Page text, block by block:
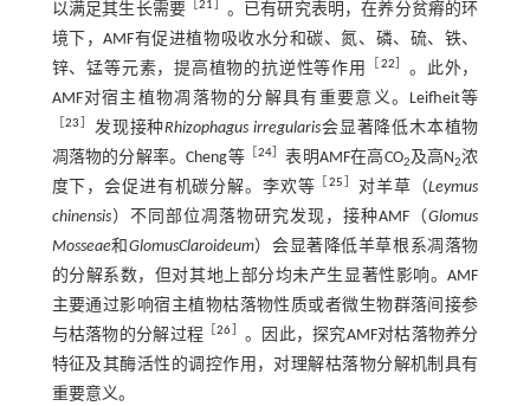
以满足其生长需要 ［21
。已有研究表明，在养分贫瘠的环
境下，AMF有促进植物吸收水分和碳、氮、磷、硫、铁、
锌、锰等元素，提高植物的抗逆性等作用
22
。此外，
AMF对宿主植物凋落物的分解具有重要意义。Leifheit等
［23 发现接种Rhizophagus irregularis会显著降低木本植物
凋落物的分解率。Cheng等［ 24 表明AMF在高CO2及高N2浓
度下，会促进有机碳分解。李欢等 ［25 对羊草（Leymus
chinensis）不同部位凋落物研究发现，接种AMF（Glomus
Mosseae和 GlomusClaroideum）会显著降低羊草根系凋落物
的分解系数，但对其地上部分均未产生显著性影响。AMF
主要通过影响宿主植物枯落物性质或者微生物群落间接参
与枯落物的分解过程 ［26
。因此，探究AMF对枯落物养分
特征及其酶活性的调控作用，对理解枯落物分解机制具有
重要意义。